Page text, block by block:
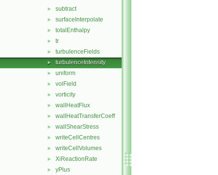
► subtract
► surfaceInterpolate
► totalEnthalpy
► tr
► turbulenceFields
► turbulenceIntensity
► uniform
► volField
► vorticity
► wallHeatFlux
► wallHeatTransferCoeff
► wallShearStress
► writeCellCentres
► writeCellVolumes
► XiReactionRate
► yPlus